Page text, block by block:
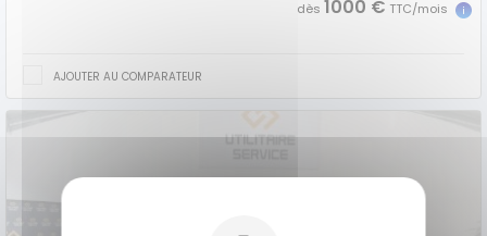
dès 1000 € TTC/mois
AJOUTER AU COMPARATEUR